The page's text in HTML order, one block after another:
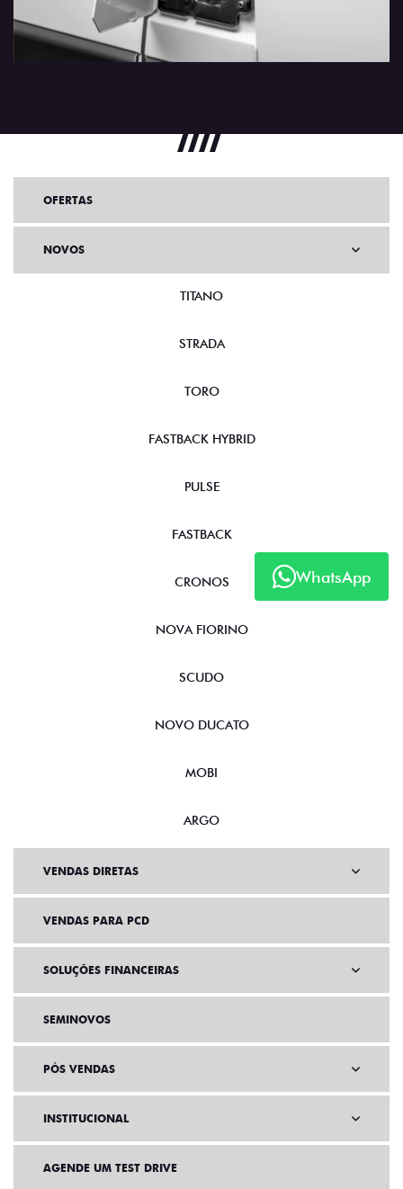
WhatsApp
OFERTAS
NOVOS
TITANO
STRADA
TORO
FASTBACK HYBRID
PULSE
FASTBACK
CRONOS
NOVA FIORINO
SCUDO
NOVO DUCATO
MOBI
ARGO
VENDAS DIRETAS
VENDAS PARA PCD
SOLUÇÕES FINANCEIRAS
SEMINOVOS
PÓS VENDAS
INSTITUCIONAL
AGENDE UM TEST DRIVE